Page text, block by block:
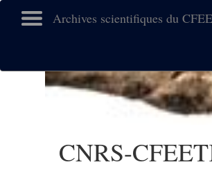
Archives scientifiques du
CNRS-